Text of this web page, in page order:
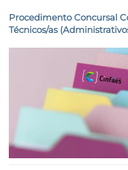
Procedimento Concursal
Técnicos/as